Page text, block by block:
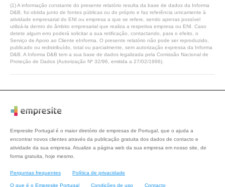
(1) A informação constante do presente relatório resulta da base de dados da Informa
D&B, foi obtida junto de fontes públicas ou do próprio e faz referência unicamente à
atividade empresarial do ENI ou empresa a que se refere, sendo apenas possível
utilizá-la dentro do âmbito empresarial que realiza a respetiva empresa ou ENI. Caso
detete algum erro poderá solicitar a sua retificação, contactando, para o efeito, o
Serviço de Apoio ao Cliente eInforma. O presente relatório não pode ser reproduzido,
publicado ou redistribuído, total ou parcialmente, sem autorização expressa da Informa
D&B. A Informa D&B tem a sua base de dados legalizada pela Comissão Nacional de
Proteção de Dados (Autorização Nº 32/96, emitida a 27/02/1996).
Empresite Portugal é o maior diretório de empresas de Portugal, que o ajuda a
encontrar novos clientes através da publicação gratuita dos dados de contacto e
atividade da sua empresa. Atualize a página web da sua empresa em nosso site, de
forma gratuita, hoje mesmo.
Perguntas frequentes Política de privacidade
O que é o Empresite Portugal Condições de uso Contacto